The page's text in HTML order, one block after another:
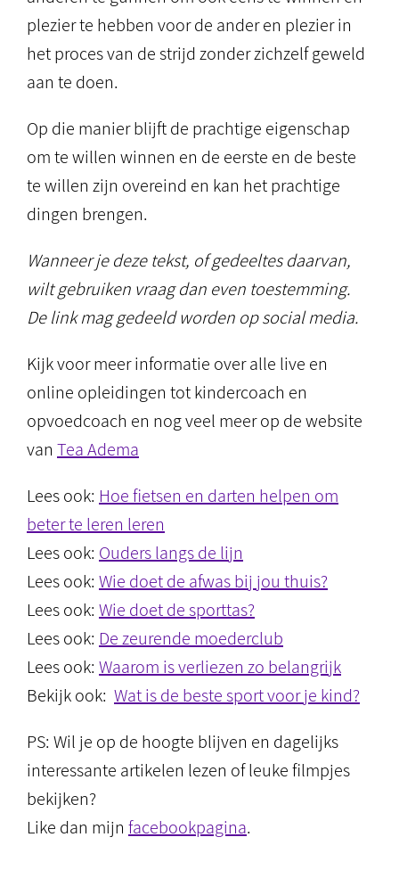
plezier te hebben voor de ander en plezier in
het proces van de strijd zonder zichzelf geweld
aan te doen.
Op die manier blijft de prachtige eigenschap
om te willen winnen en de eerste en de beste
te willen zijn overeind en kan het prachtige
dingen brengen.
Wanneer je deze tekst, of gedeeltes daarvan,
wilt gebruiken vraag dan even toestemming.
De link mag gedeeld worden op social media.
Kijk voor meer informatie over alle live en
online opleidingen tot kindercoach en
opvoedcoach en nog veel meer op de website
van Tea Adema
Lees ook: Hoe fietsen en darten helpen om
beter te leren leren
Lees ook: Ouders langs de lijn
Lees ook: Wie doet de afwas bij jou thuis?
Lees ook: Wie doet de sporttas?
Lees ook: De zeurende moederclub
Lees ook: Waarom is verliezen zo belangrijk
Bekijk ook: Wat is de beste sport voor je kind?
PS: Wil je op de hoogte blijven en dagelijks
interessante artikelen lezen of leuke filmpjes
bekijken?
Like dan mijn facebookpagina.